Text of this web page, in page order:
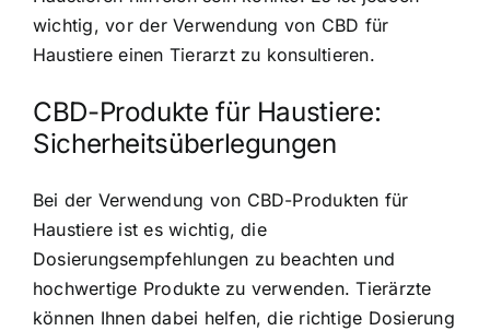
wichtig, vor der Verwendung von CBD für
Haustiere einen Tierarzt zu konsultieren.
CBD-Produkte für Haustiere:
Sicherheitsüberlegungen
Bei der Verwendung von CBD-Produkten für
Haustiere ist es wichtig, die
Dosierungsempfehlungen zu beachten und
hochwertige Produkte zu verwenden. Tierärzte
können Ihnen dabei helfen, die richtige Dosierung